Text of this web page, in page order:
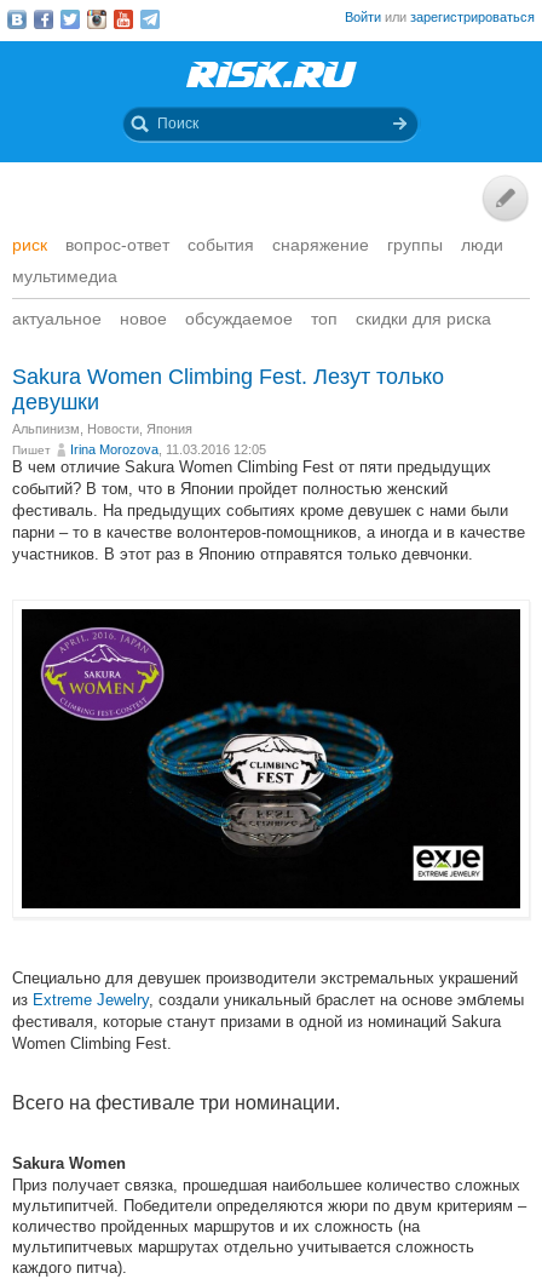
Войти или зарегистрироваться
риск вопрос-ответ события снаряжение группы
люди
мультимедиа
актуальное новое обсуждаемое топ скидки для риска
Sakura Women Climbing Fest. Лезут только
девушки
Альпинизм Новости Япония
Пишет Irina Morozova , 11.03.2016 12:05
В чем отличие Sakura Women Climbing Fest от пяти предыдущих
событий? В том, что в Японии пройдет полностью женский
фестиваль. На предыдущих событиях кроме девушек с нами были
парни – то в качестве волонтеров-помощников, а иногда и в качестве
участников. В этот раз в Японию отправятся только девчонки.
Специально для девушек производители экстремальных украшений
из Extreme Jewelry, создали уникальный браслет на основе эмблемы
фестиваля, которые станут призами в одной из номинаций Sakura
Women Climbing Fest.
Всего на фестивале три номинации.
Sakura Women
Приз получает связка, прошедшая наибольшее количество сложных
мультипитчей. Победители определяются жюри по двум критериям –
количество пройденных маршрутов и их сложность (на
мультипитчевых маршрутах отдельно учитывается сложность
каждого питча).